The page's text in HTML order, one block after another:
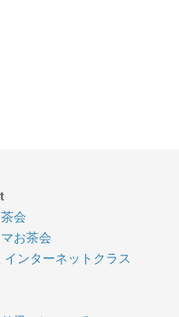
会
お茶会
インターネットクラス